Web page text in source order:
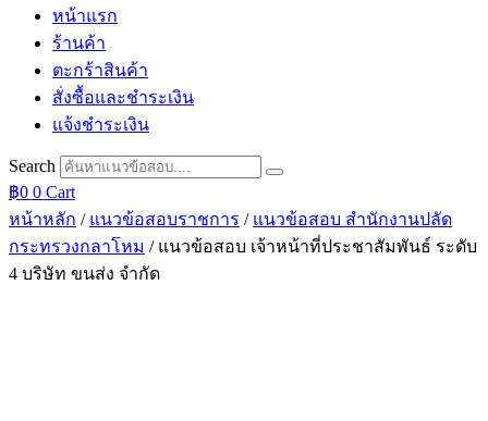
หน้าแรก
ร้านค้า
ตะกร้าสินค้า
สั่งซื้อและชำระเงิน
แจ้งชำระเงิน
Search
฿0 0 Cart
หน้าหลัก / แนวข้อสอบราชการ / แนวข้อสอบ สำนักงานปลัด
กระทรวงกลาโหม / แนวข้อสอบ เจ้าหน้าที่ประชาสัมพันธ์ ระดับ
4 บริษัท ขนส่ง จำกัด